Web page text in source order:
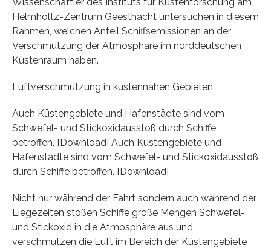
Helmholtz-Zentrum Geesthacht untersuchen in diesem
Rahmen, welchen Anteil Schiffsemissionen an der
Verschmutzung der Atmosphäre im norddeutschen
Küstenraum haben.
Luftverschmutzung in küstennahen Gebieten
Auch Küstengebiete und Hafenstädte sind vom
Schwefel- und Stickoxidausstoß durch Schiffe
betroffen. [Download] Auch Küstengebiete und
Hafenstädte sind vom Schwefel- und Stickoxidausstoß
durch Schiffe betroffen. [Download]
Nicht nur während der Fahrt sondern auch während der
Liegezeiten stoßen Schiffe große Mengen Schwefel-
und Stickoxid in die Atmosphäre aus und
verschmutzen die Luft im Bereich der Küstengebiete